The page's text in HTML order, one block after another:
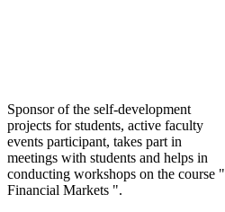
Sponsor of the self-development
projects for students, active faculty
events participant, takes part in
meetings with students and helps in
conducting workshops on the course "
Financial Markets ".